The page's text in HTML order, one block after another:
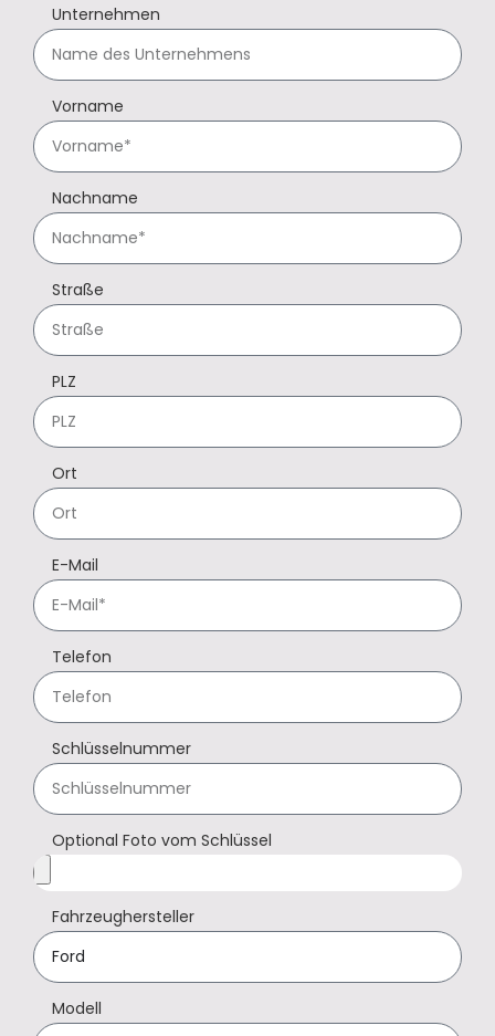
Unternehmen
Vorname
Nachname
Straße
PLZ
Ort
E-Mail
Telefon
Schlüsselnummer
Optional Foto vom Schlüssel
Fahrzeughersteller
Modell